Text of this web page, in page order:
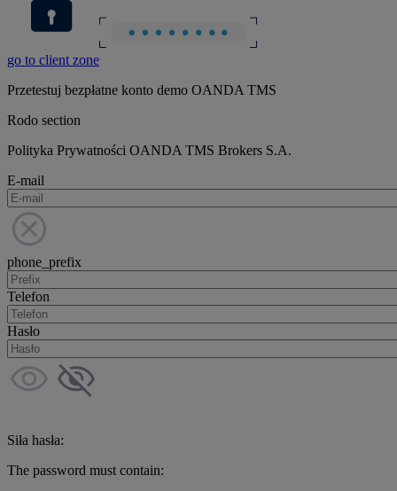
go to client zone
Przetestuj bezpłatne konto demo OANDA TMS
Rodo section
Polityka Prywatności OANDA TMS Brokers S.A.
E-mail
phone_prefix
Telefon
Hasło
Siła hasła:
The password must contain: